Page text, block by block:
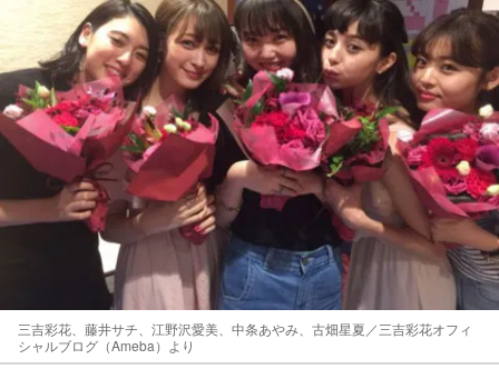
三吉彩花、藤井サチ、江野沢愛美、中条あやみ、古畑星夏／三吉彩花オフィ
シャルブログ（Ameba）より